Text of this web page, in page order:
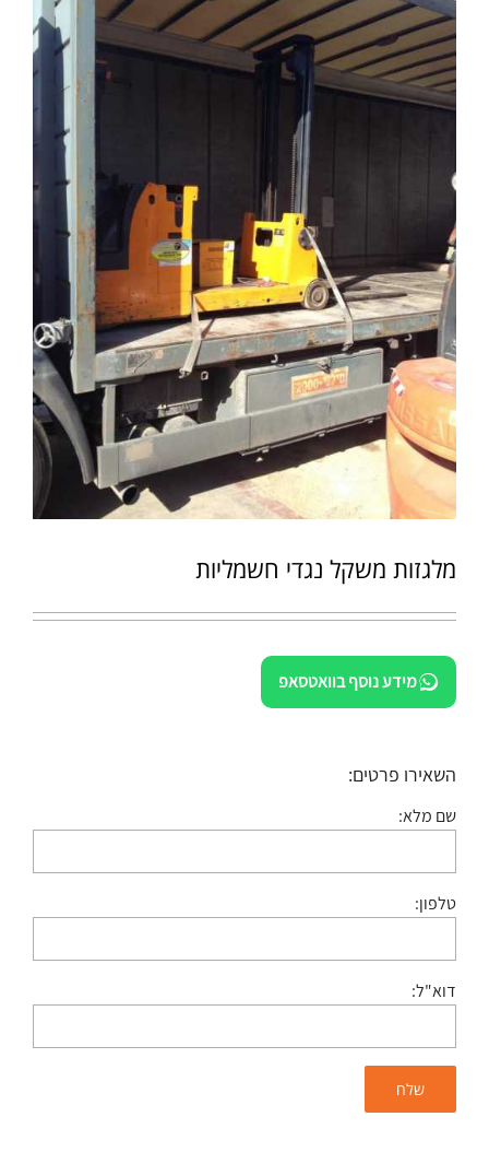
מלגזות משקל נגדי חשמליות
מידע נוסף בוואטסאפ
השאירו פרטים:
שם מלא:
טלפון:
דוא"ל: